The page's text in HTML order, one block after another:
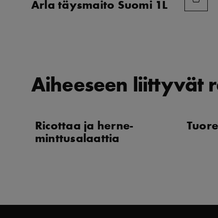
Arla täysmaito Suomi 1L
Aiheeseen liittyvät
Ricottaa ja herne-
minttusalaattia